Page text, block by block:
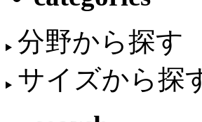
分野から探す
サイズから探